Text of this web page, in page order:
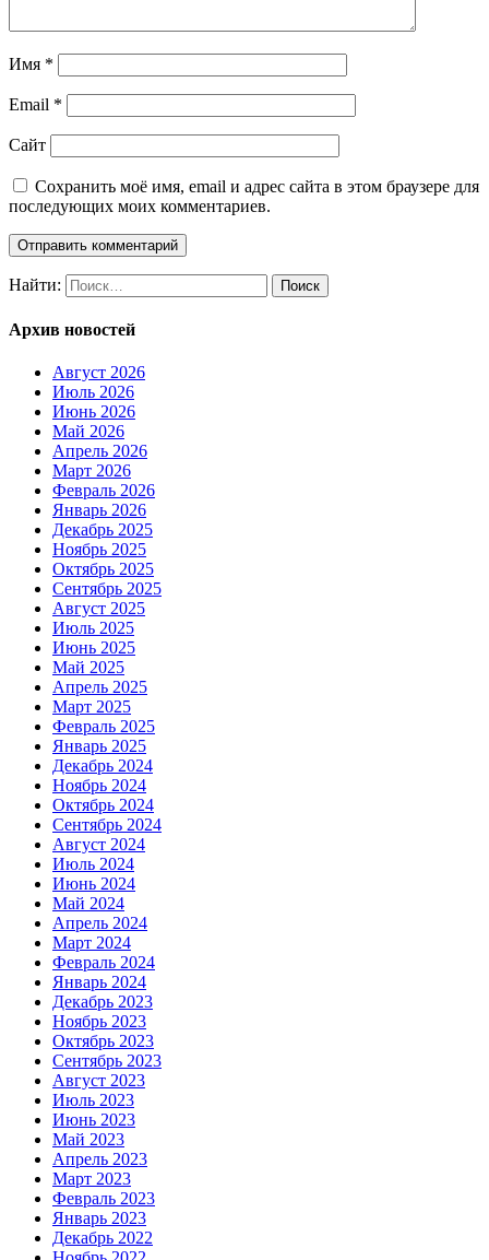
Имя *
Email *
Сайт
Сохранить моё имя, email и адрес сайта в этом браузере для
последующих моих комментариев.
Найти:
Архив новостей
Август 2026
Июль 2026
Июнь 2026
Май 2026
Апрель 2026
Март 2026
Февраль 2026
Январь 2026
Декабрь 2025
Ноябрь 2025
Октябрь 2025
Сентябрь 2025
Август 2025
Июль 2025
Июнь 2025
Май 2025
Апрель 2025
Март 2025
Февраль 2025
Январь 2025
Декабрь 2024
Ноябрь 2024
Октябрь 2024
Сентябрь 2024
Август 2024
Июль 2024
Июнь 2024
Май 2024
Апрель 2024
Март 2024
Февраль 2024
Январь 2024
Декабрь 2023
Ноябрь 2023
Октябрь 2023
Сентябрь 2023
Август 2023
Июль 2023
Июнь 2023
Май 2023
Апрель 2023
Март 2023
Февраль 2023
Январь 2023
Декабрь 2022